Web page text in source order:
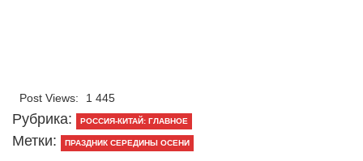
Post Views: 1 445
Рубрика: РОССИЯ-КИТАЙ: ГЛАВНОЕ
Метки: ПРАЗДНИК СЕРЕДИНЫ ОСЕНИ